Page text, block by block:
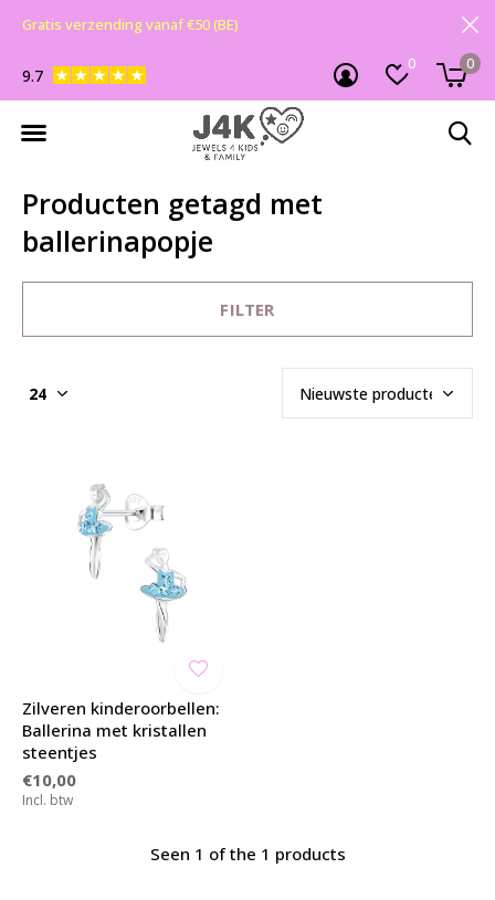
0 0
9.7
Gratis verzending vanaf €50 (BE)
Producten getagd met
ballerinapopje
FILTER
Zilveren kinderoorbellen:
Ballerina met kristallen
steentjes
€10,00
Incl. btw
Seen 1 of the 1 products